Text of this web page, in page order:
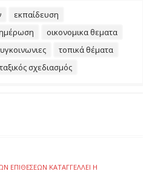
εκπαίδευση
οικονομικα θεματα
τοπικά θέματα
σχεδιασμός
ΕΠΙΘΈΣΕΩΝ ΚΑΤΑΓΓΈΛΛΕΙ Η